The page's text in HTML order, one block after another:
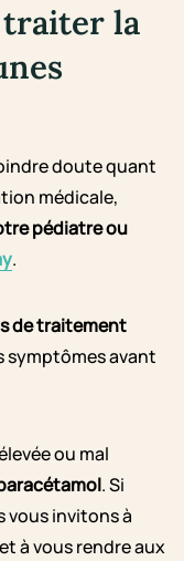
la
doute quant
médicale,
pédiatre ou
.
de traitement
symptômes avant
ou mal
. Si
vous invitons à
à vous rendre aux